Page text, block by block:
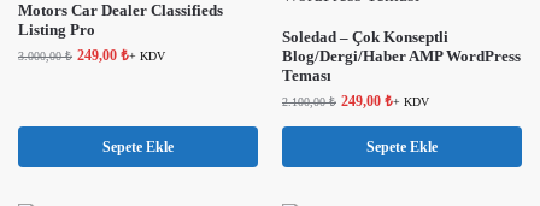
Motors Car Dealer Classifieds
Listing Pro
3.000,00₺ 249,00 ₺+ KDV
Sepete Ekle
Soledad – Çok Konseptli
Blog/Dergi/Haber AMP WordPress
Teması
2.100,00₺ 249,00 ₺+ KDV
Sepete Ekle